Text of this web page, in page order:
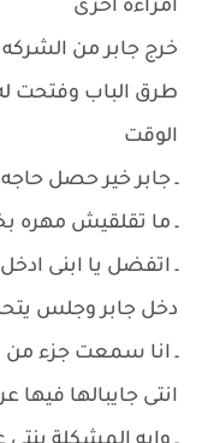
امراءه اخرى
خرج جابر من
طرق الباب وفتحت
الوقت
ـ جابر خير حصل
ـ ما تقلقيش مهره
ـ اتفضل يا ابنى ادخل
دخل جابر وجلس
ـ انا سمعت جزء من
انتى جايبالها فيها